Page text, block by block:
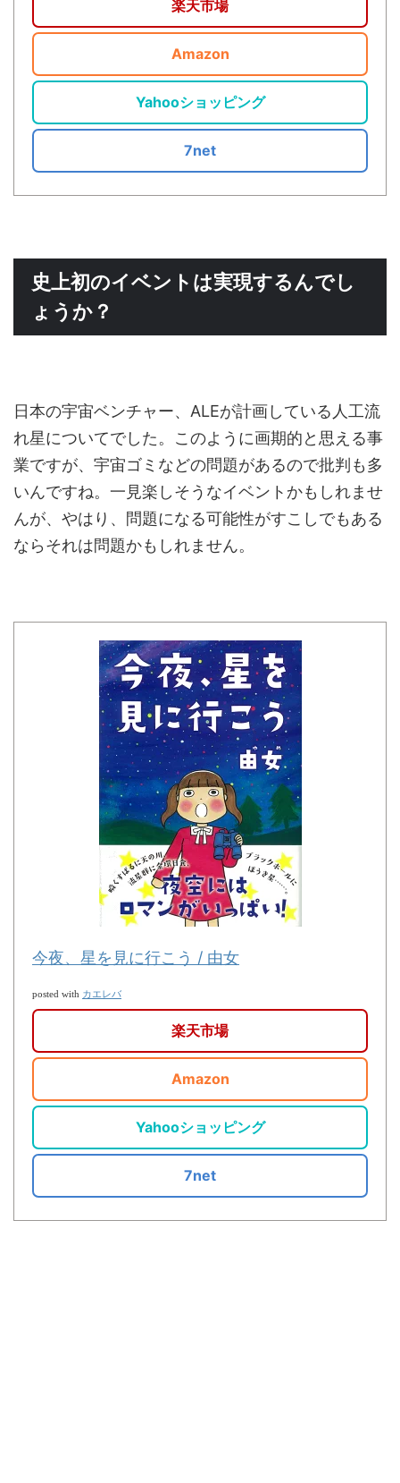
楽天市場
Amazon
Yahooショッピング
7net
史上初のイベントは実現するんでし
ょうか？
日本の宇宙ベンチャー、ALEが計画している人工流
れ星についてでした。このように画期的と思える事
業ですが、宇宙ゴミなどの問題があるので批判も多
いんですね。一見楽しそうなイベントかもしれませ
んが、やはり、問題になる可能性がすこしでもある
ならそれは問題かもしれません。
今夜、星を見に行こう / 由女
posted with カエレバ
楽天市場
Amazon
Yahooショッピング
7net